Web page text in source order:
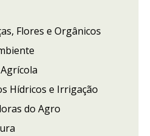
Flores e Orgânicos
Hídricos e Irrigação
do Agro